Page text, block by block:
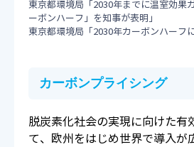
東京都環境局「2030年までに温室効果
ーボンハーフ」を知事が表明」
東京都環境局「2030年カーボンハーフ
カーボンプライシング
脱炭素化社会の実現に向けた有
て、欧州をはじめ世界で導入が